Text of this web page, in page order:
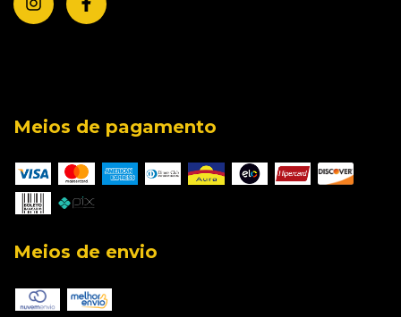
Meios de pagamento
Meios de envio